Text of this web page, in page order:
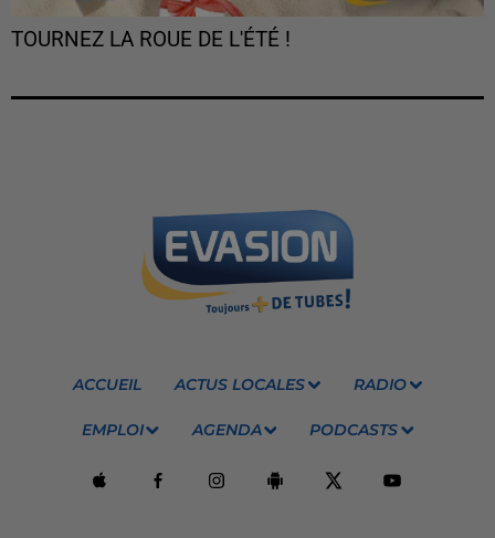
TOURNEZ LA ROUE DE L'ÉTÉ !
ACCUEIL ACTUS LOCALES RADIO
EMPLOI AGENDA PODCASTS